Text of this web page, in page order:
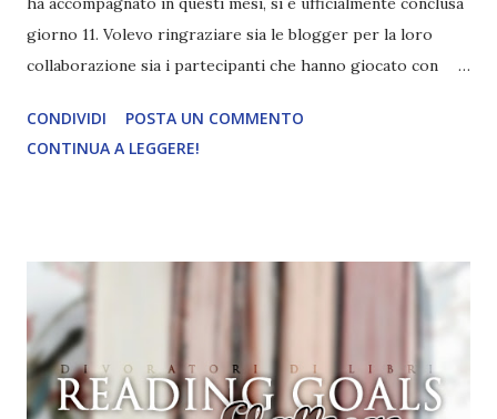
giorno 11. Volevo ringraziare sia le blogger per la loro
collaborazione sia i partecipanti che hanno giocato con
adesso i vincitori! La vincitrice del primo premio grazie al
completamento del maggior numero di obiettivi è Sorairo !
casa il secondo premio. :D Per ritirare il premio contattate
una di noi e lasciateci il vostro indirizzo. Passate le feste
provvederemo a mandare tutti i premi! Se volete
rinfrescarvi la memoria, trovate i premi in palio in questo
post . E, prima di salutarvi, vi lasciamo questo breve
CONDIVIDI
POSTA UN COMMENTO
CONTINUA A LEGGERE!